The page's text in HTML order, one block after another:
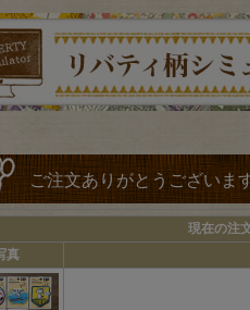
ご注文ありがとうございま